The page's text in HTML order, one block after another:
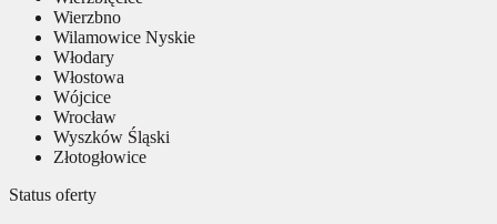
Wierzbno
Wilamowice Nyskie
Włodary
Włostowa
Wójcice
Wrocław
Wyszków Śląski
Złotogłowice
Status oferty